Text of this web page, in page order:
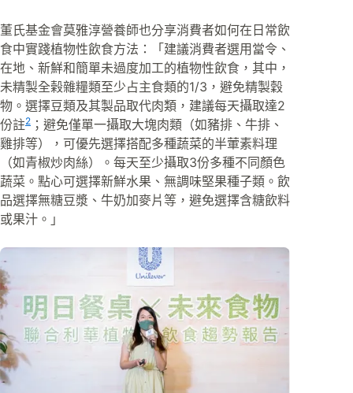
董氏基金會莫雅淳營養師也分享消費者如何在日常飲
食中實踐植物性飲食方法：「建議消費者選用當令、
在地、新鮮和簡單未過度加工的植物性飲食，其中，
未精製全榖雜糧類至少占主食類的1/3，避免精製穀
物。選擇豆類及其製品取代肉類，建議每天攝取達2
份註2 ；避免僅單一攝取大塊肉類（如豬排、牛排、
雞排等），可優先選擇搭配多種蔬菜的半葷素料理
（如青椒炒肉絲）。每天至少攝取3份多種不同顏色
蔬菜。點心可選擇新鮮水果、無調味堅果種子類。飲
品選擇無糖豆漿、牛奶加麥片等，避免選擇含糖飲料
或果汁。」